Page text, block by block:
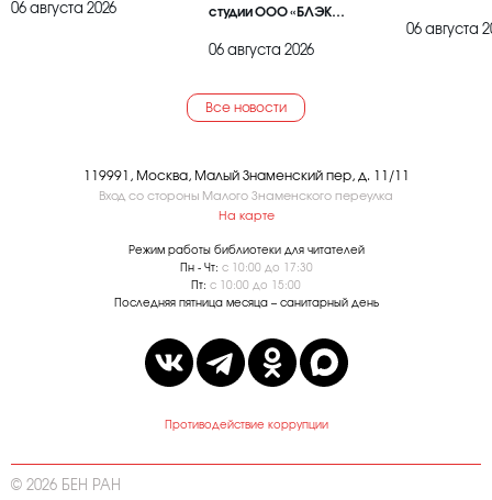
06 августа 2026
студии ООО «БЛЭК
06 августа 2026
06 августа
Все новости
119991, Москва, Малый Знаменский пер, д. 11/11
Вход со стороны Малого Знаменского переулка
На карте
Режим работы библиотеки для читателей
Пн - Чт: с 10:00 до 17:30
Пт: с 10:00 до 15:00
Последняя пятница месяца – санитарный день
Противодействие коррупции
© 2026 БЕН РАН